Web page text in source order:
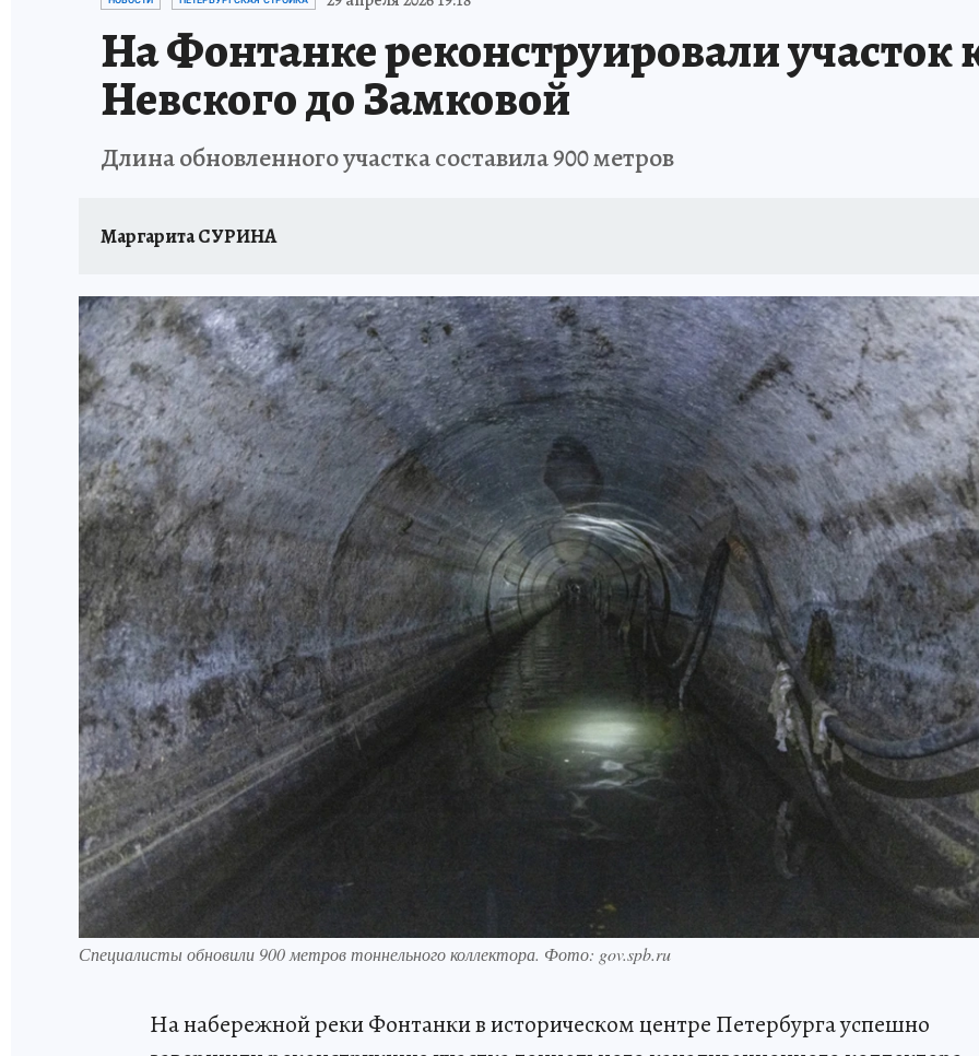
На Фонтанке реконструировали участок
Невского до Замковой
Длина обновленного участка составила 900 метров
Маргарита СУРИНА
Специалисты обновили 900 метров тоннельного коллектора. Фото: gov.spb.ru
На набережной реки Фонтанки в историческом центре Петербурга успешно